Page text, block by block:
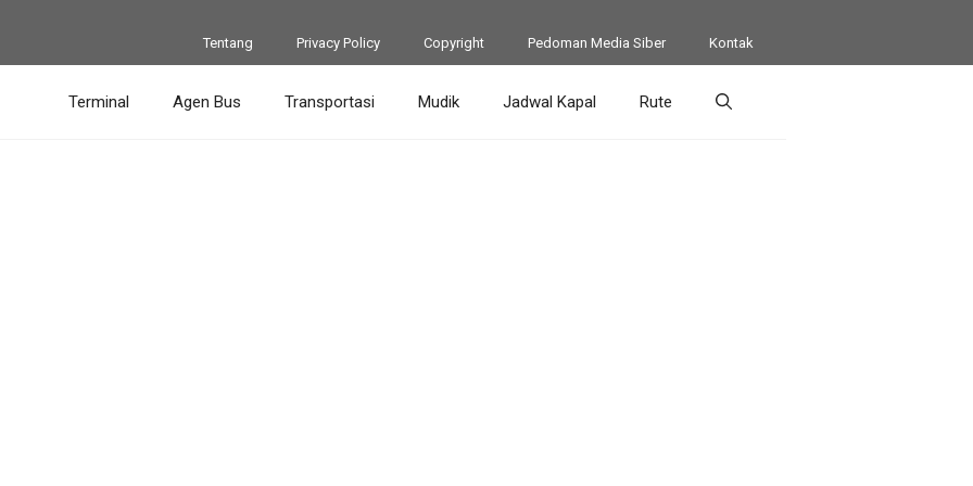
Tentang Privacy Policy Copyright Pedoman Media Siber Kontak
Terminal Agen Bus Transportasi Mudik Jadwal Kapal Rute